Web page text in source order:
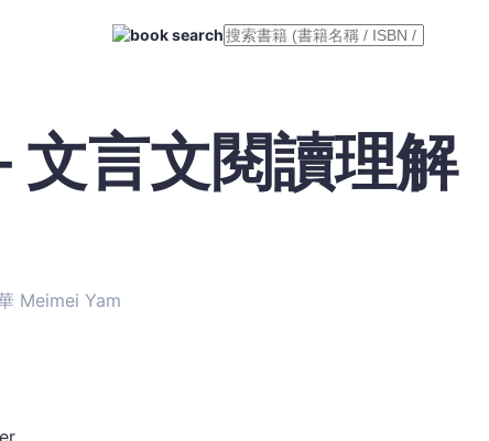
言文閱讀理解
Meimei Yam